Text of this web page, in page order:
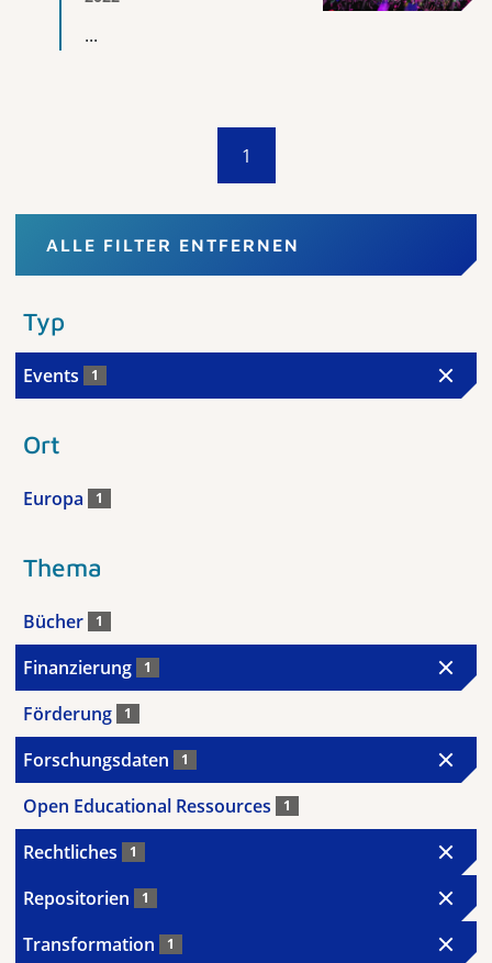
...
1
ALLE FILTER ENTFERNEN
Typ
Events 1
Ort
Europa 1
Thema
Bücher 1
Finanzierung 1
Förderung 1
Forschungsdaten 1
Open Educational Ressources 1
Rechtliches 1
Repositorien 1
Transformation 1